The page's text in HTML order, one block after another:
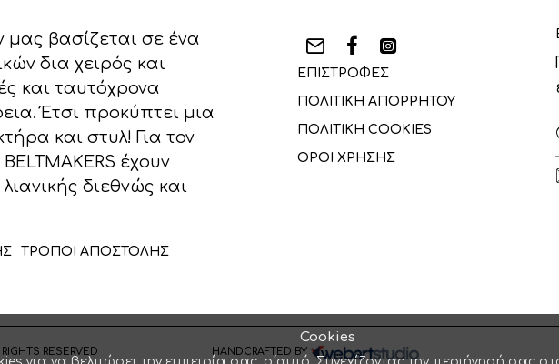
βασίζεται σε ένα
δια χειρός και
και ταυτόχρονα
Έτσι προκύπτει μια
και στυλ! Για τον
έχουν
διεθνώς και
ΤΡΟΠΟΙ ΑΠΟΣΤΟΛΗΣ
ΕΠΙΣΤΡΟΦΕΣ
ΠΟΛΙΤΙΚΗ ΑΠΟΡΡΗΤΟΥ
ΠΟΛΙΤΙΚΗ COOKIES
ΟΡΟΙ ΧΡΗΣΗΣ
RESERVED HANDCRAFTED BY
Cookies